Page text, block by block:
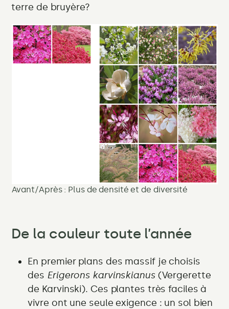
terre de bruyère?
Avant/Après : Plus de densité et de diversité
De la couleur toute l’année
En premier plans des massif je choisis
des Erigerons karvinskianus(Vergerette
de Karvinski). Ces plantes très faciles à
vivre ont une seule exigence : un sol bien